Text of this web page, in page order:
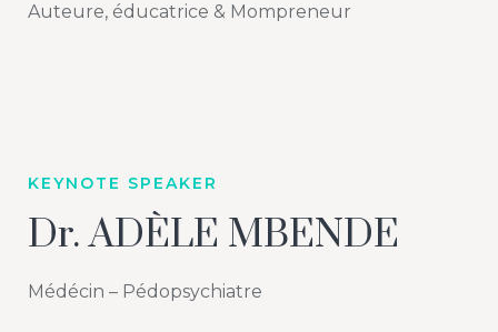
Auteure, éducatrice & Mompreneur
KEYNOTE SPEAKER
Dr. ADÈLE MBENDE
Médécin – Pédopsychiatre